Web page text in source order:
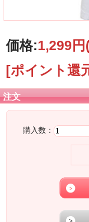
価格:1,299円
[ポイント還
注文
購入数：